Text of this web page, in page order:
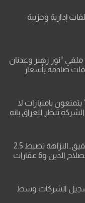
إدارية وحزبية
“نور زهير وعدنان
صادمة بأسعار
بامتيازات لا
تنظر للعراق بانه
المتهم موقوف على ذمة التحقيق..النزاهة تضبط 2.5
مليار دينار في منزل مسؤول بصلاح الدين و6 عقارات
الشركات وسط